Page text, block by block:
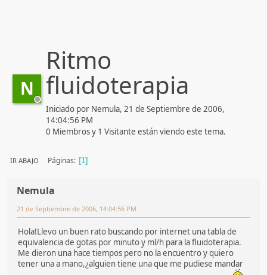
N
Ritmo
fluidoterapia
Iniciado por Nemula, 21 de Septiembre de 2006,
14:04:56 PM
0 Miembros y 1 Visitante están viendo este tema.
IR ABAJO Páginas 1
Nemula
21 de Septiembre de 2006, 14:04:56 PM
Hola!Llevo un buen rato buscando por internet una tabla de
equivalencia de gotas por minuto y ml/h para la fluidoterapia.
Me dieron una hace tiempos pero no la encuentro y quiero
tener una a mano,¿alguien tiene una que me pudiese mandar